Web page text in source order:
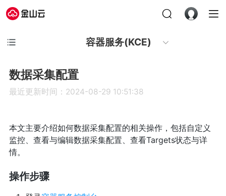
容器服务(KCE)
数据采集配置
最近更新时间：2024-08-29 10:51:38
本文主要介绍如何数据采集配置的相关操作，包括自定义
监控、查看与编辑数据采集配置、查看Targets状态与详
情。
操作步骤